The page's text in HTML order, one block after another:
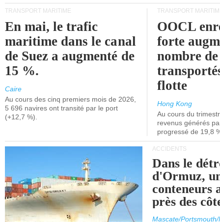
TRANSPORT MARITIME
En mai, le trafic
maritime dans le canal
de Suez a augmenté de
15 %.
Caire
Au cours des cinq premiers mois de 2026,
5 696 navires ont transité par le port
(+12,7 %).
TRANSPORT
OOCL
forte
nombre
flotte
Hong Kong
Au cours du
revenus générés
progressé de 19,8
ACCIDENTS
Dans le
d'Ormuz,
conteneurs
près des
Mascate/